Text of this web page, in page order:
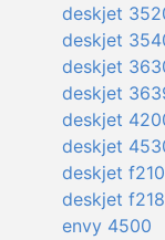
deskjet
deskjet
deskjet
deskjet
deskjet
deskjet
deskjet
deskjet
envy 4500